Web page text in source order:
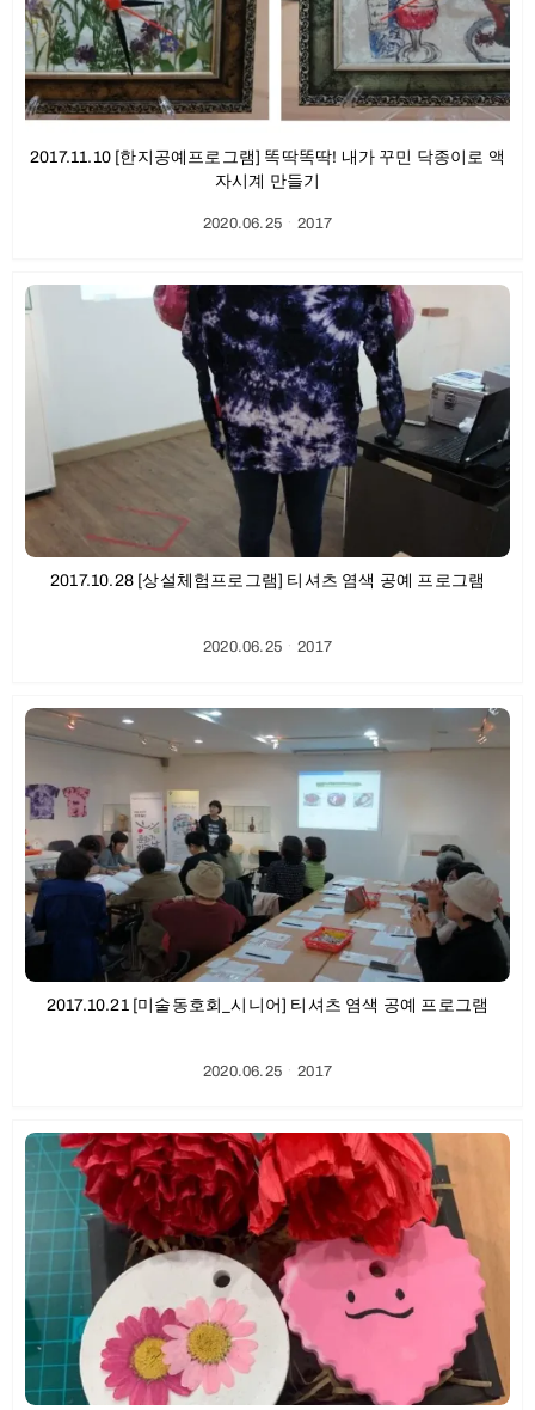
2017.11.10 [한지공예프로그램] 똑딱똑딱! 내가 꾸민 닥종이로 액
자시계 만들기
2020.06.25ㆍ2017
2017.10.28 [상설체험프로그램] 티셔츠 염색 공예 프로그램
2020.06.25ㆍ2017
2017.10.21 [미술동호회_시니어] 티셔츠 염색 공예 프로그램
2020.06.25ㆍ2017